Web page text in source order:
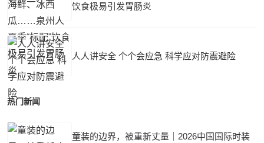
饮食极易引发胃肠炎
人人讲安全 个个会应急 科学应对防震避险
热门新闻
童装的边界，被重新丈量｜2026中国国际时装